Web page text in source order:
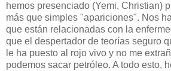
hemos presenciado (Yemi, Christian)
más que simples "apariciones". Nos
que están relacionadas con la
que el despertador de teorías seguro
le ha puesto al rojo vivo y no me
podemos sacar petróleo. A todo esto,